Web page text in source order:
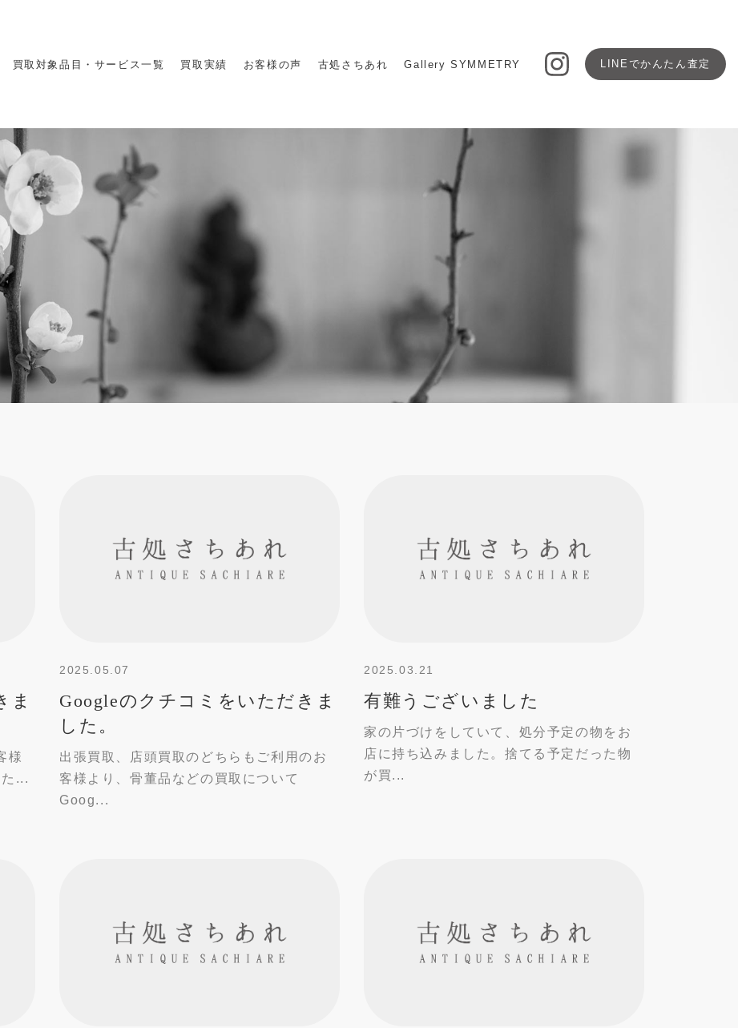
買取対象品目・サービス一覧 買取実績 お客様の声 古処さちあれ Gallery SYMMETRY LINEでかんたん査定
ま
様
...
2025.05.07
Googleのクチコミをいただきま
した。
出張買取、店頭買取のどちらもご利用のお
客様より、骨董品などの買取について
Goog...
2025.03.21
有難うございました
家の片づけをしていて、処分予定の物をお
店に持ち込みました。捨てる予定だった物
が買...